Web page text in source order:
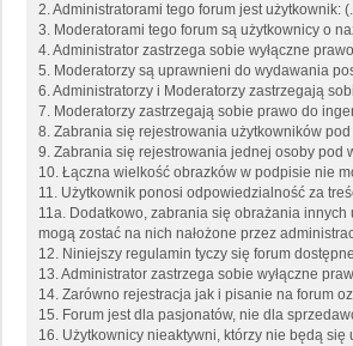
2. Administratorami tego forum jest użytkownik:
3. Moderatorami tego forum są użytkownicy o
4. Administrator zastrzega sobie wyłączne
5. Moderatorzy są uprawnieni do wydawania
6. Administratorzy i Moderatorzy zastrzegają
7. Moderatorzy zastrzegają sobie prawo do
8. Zabrania się rejestrowania użytkowników
9. Zabrania się rejestrowania jednej osoby pod
10. Łączna wielkość obrazków w podpisie nie
11. Użytkownik ponosi odpowiedzialność za
11a. Dodatkowo, zabrania się obrażania
mogą zostać na nich nałożone przez
12. Niniejszy regulamin tyczy się forum
13. Administrator zastrzega sobie wyłączne
14. Zarówno rejestracja jak i pisanie na forum
15. Forum jest dla pasjonatów, nie dla
16. Użytkownicy nieaktywni, którzy nie będą